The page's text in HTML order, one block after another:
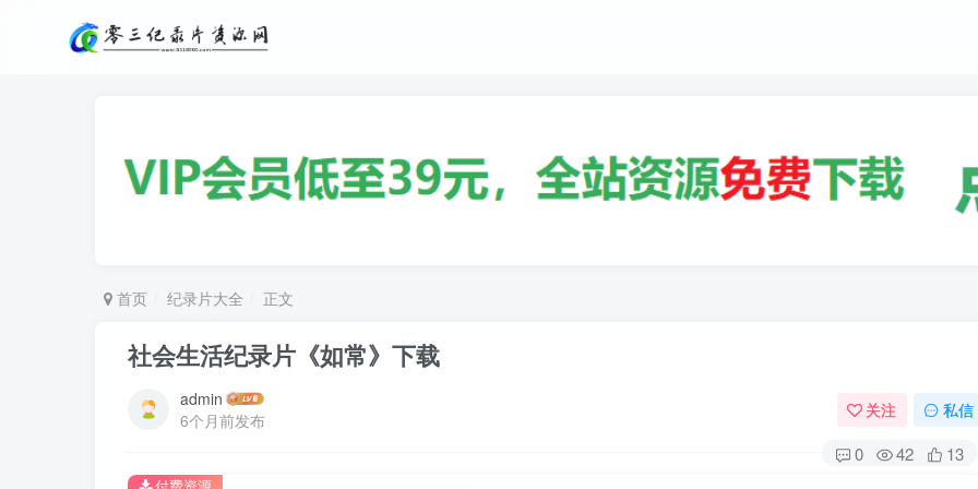
首页 纪录片大全 正文
社会生活纪录片《如常》下载
admin
6个月前发布
关注 私信
0 42 13